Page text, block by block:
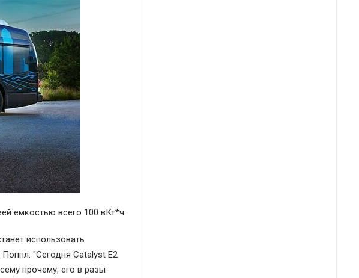
емкостью всего 100 вКт*ч.
использовать
"Сегодня Catalyst E2
прочему, его в разы